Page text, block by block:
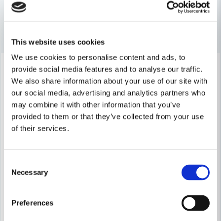
This website uses cookies
We use cookies to personalise content and ads, to
provide social media features and to analyse our traffic.
We also share information about your use of our site with
our social media, advertising and analytics partners who
may combine it with other information that you’ve
provided to them or that they’ve collected from your use
of their services.
Selection
Necessary
Preferences
Ja, ni får publicera min fråga
-12% -12%